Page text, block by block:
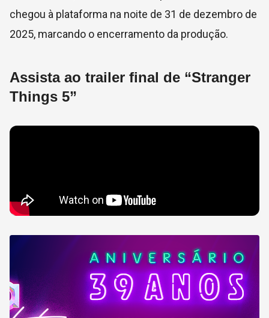
chegou à plataforma na noite de 31 de dezembro de
2025, marcando o encerramento da produção.
Assista ao trailer final de “Stranger
Things 5”